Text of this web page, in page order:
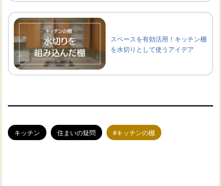
スペースを有効活用！キッチン棚
を水切りとして使うアイデア
キッチン 住まいの疑問 キッチンの棚